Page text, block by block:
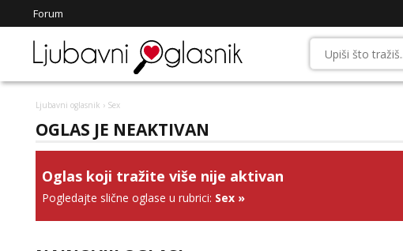
Forum
Ljubavni oglasnik › Sex
OGLAS JE NEAKTIVAN
Oglas koji tražite više nije aktivan
Pogledajte slične oglase u rubrici: Sex »